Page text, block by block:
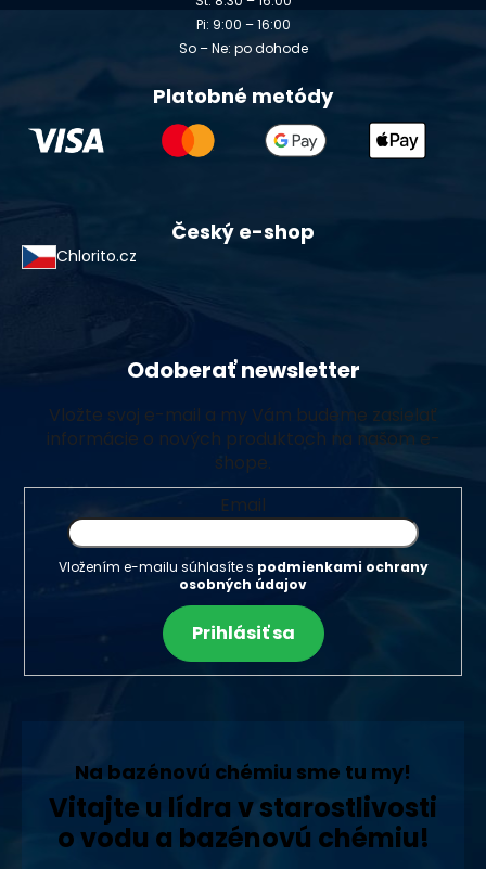
Pi: 9:00 – 16:00
So – Ne: po dohode
Platobné metódy
Český e-shop
Chlorito.cz
Odoberať newsletter
Vložte svoj e-mail a my Vám budeme zasielať
informácie o nových produktoch na našom e-
shope.
Email
Vložením e-mailu súhlasíte s podmienkami ochrany
osobných údajov
Prihlásiť sa
Na bazénovú chémiu sme tu my!
Vitajte u lídra v starostlivosti
o vodu a bazénovú chémiu!